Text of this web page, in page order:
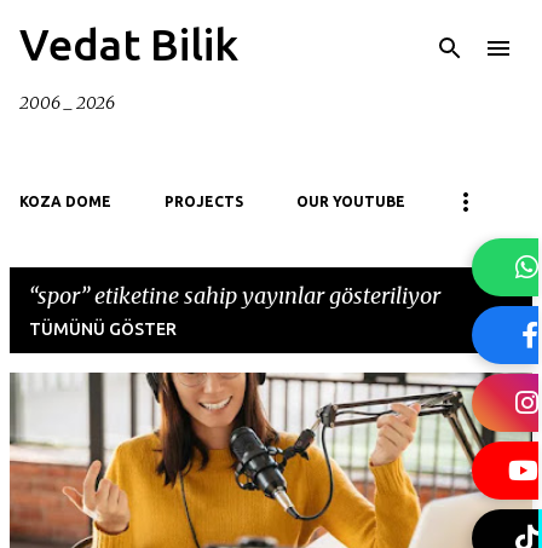
Ana içeriğe atla
Vedat Bilik
2006 _ 2026
KOZA DOME PROJECTS OUR YOUTUBE
spor etiketine sahip yayınlar gösteriliyor
TÜMÜNÜ GÖSTER
a